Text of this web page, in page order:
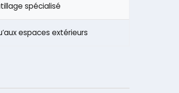
spécialisé
espaces extérieurs